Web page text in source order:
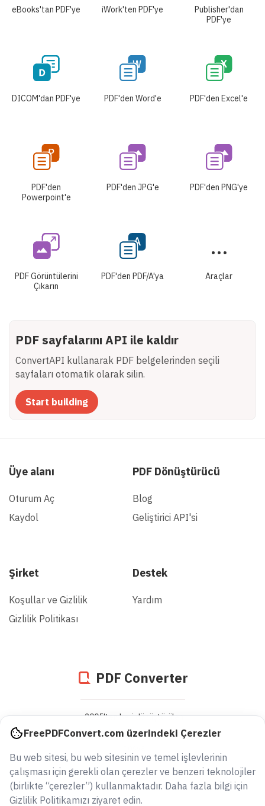
eBooks'tan PDF'ye iWork'ten PDF'ye
Publisher'dan
PDF'ye
DICOM'dan PDF'ye PDF'den Word'e PDF'den Excel'e
PDF'den
Powerpoint'e
PDF'den JPG'e PDF'den PNG'ye
PDF Görüntülerini
Çıkarın
PDF'den PDF/A'ya Araçlar
PDF sayfalarını API ile kaldır
ConvertAPI kullanarak PDF belgelerinden seçili
sayfaları otomatik olarak silin.
Start building
Üye alanı
Oturum Aç
Kaydol
PDF Dönüştürücü
Blog
Geliştirici API'si
Şirket
Koşullar ve Gizlilik
Gizlilik Politikası
Destek
Yardım
PDF Converter
2005'ten beri dönüştürülen
938196372923
FreePDFConvert.com üzerindeki Çerezler
Bu web sitesi, bu web sitesinin ve temel işlevlerinin
çalışması için gerekli olan çerezler ve benzeri teknolojiler
(birlikte “çerezler”) kullanmaktadır. Daha fazla bilgi için
Gizlilik Politikamızı ziyaret edin.